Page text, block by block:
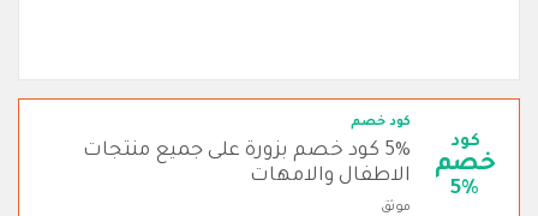
كود
خصم
5%
كود خصم
5% كود خصم بزورة على جميع منتجات
الاطفال والامهات
موثق